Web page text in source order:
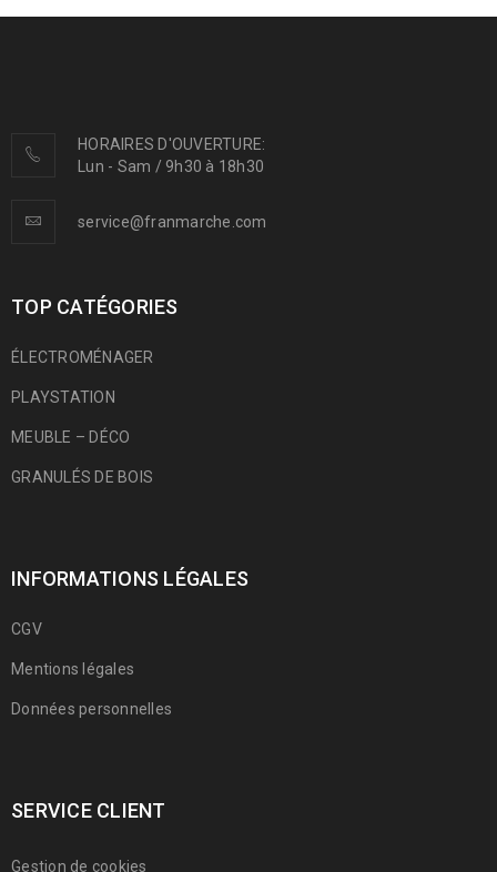
HORAIRES D'OUVERTURE:
Lun - Sam / 9h30 à 18h30
service@franmarche.com
TOP CATÉGORIES
ÉLECTROMÉNAGER
PLAYSTATION
MEUBLE – DÉCO
GRANULÉS DE BOIS
INFORMATIONS LÉGALES
CGV
Mentions légales
Données personnelles
SERVICE CLIENT
Gestion de cookies